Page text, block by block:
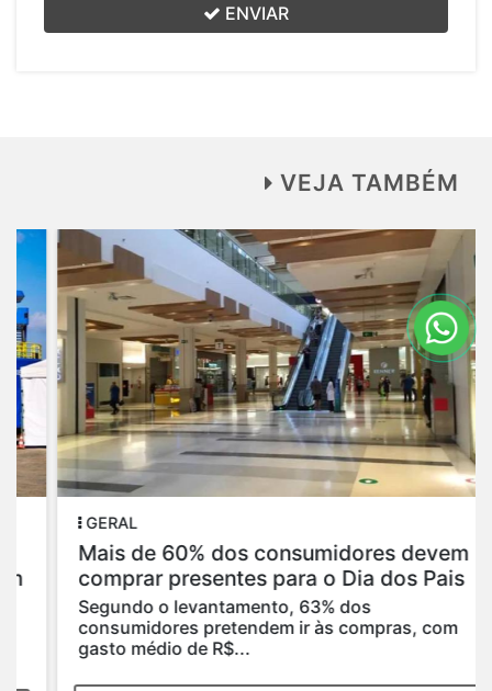
ENVIAR
VEJA TAMBÉM
GERAL
Mais de 60% dos consumidores devem
comprar presentes para o Dia dos Pais
Segundo o levantamento, 63% dos
consumidores pretendem ir às compras, com
gasto médio de R$...